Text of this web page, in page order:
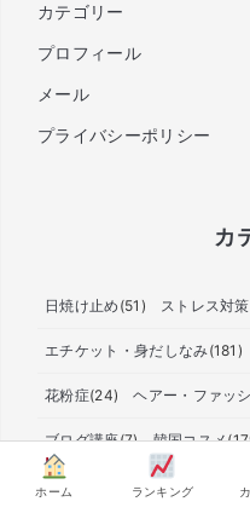
カテゴリー
プロフィール
メール
プライバシーポリシー
カ
日焼け止め (51) ストレス対策
エチケット・身だしなみ(181)
花粉症(24) ヘアー・ファッ
ブログ講座(7) 韓国コスメ
ダイエット (279) 美肌
ホーム ランキング